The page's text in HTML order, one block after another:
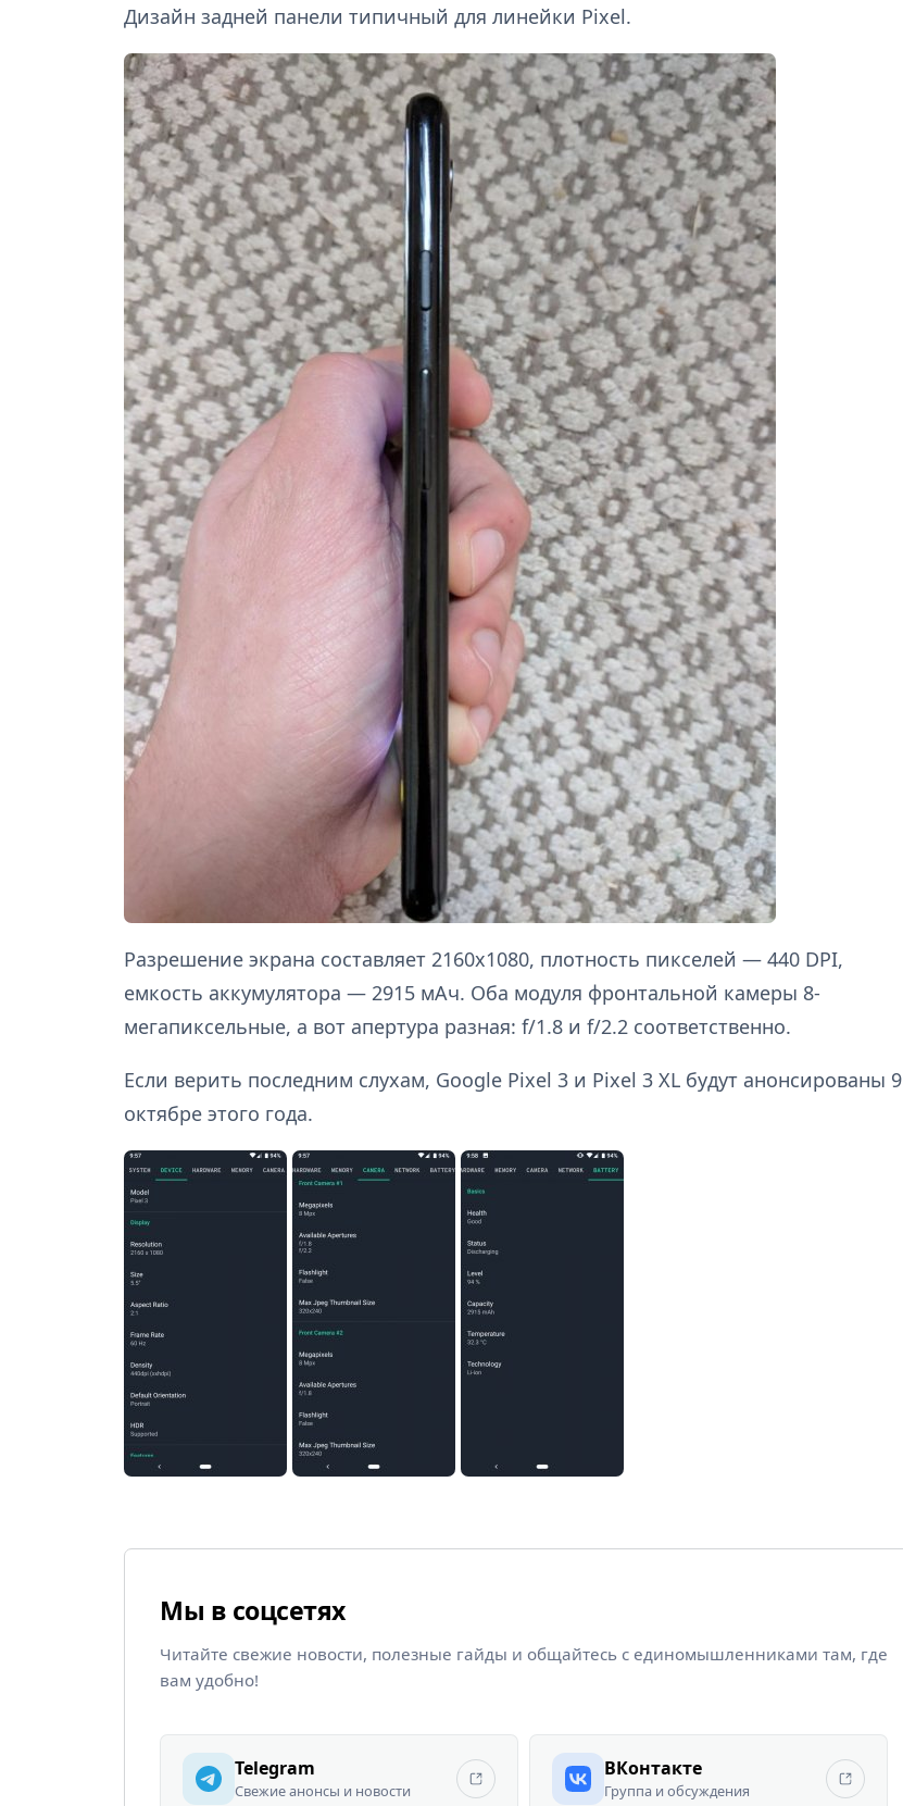
Дизайн задней панели типичный для линейки Pixel.
Разрешение экрана составляет 2160x1080, плотность пикселей — 440 DPI,
емкость аккумулятора — 2915 мАч. Оба модуля фронтальной камеры 8-
мегапиксельные, а вот апертура разная: f/1.8 и f/2.2 соответственно.
Если верить последним слухам, Google Pixel 3 и Pixel 3 XL будут анонсированы 9
октябре этого года.
Мы в соцсетях
Читайте свежие новости, полезные гайды и общайтесь с единомышленниками там, где
вам удобно!
Telegram
Свежие анонсы и новости
ВКонтакте
Группа и обсуждения